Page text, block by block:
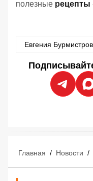
полезные рецепты
Евгения
Главная / Новости /